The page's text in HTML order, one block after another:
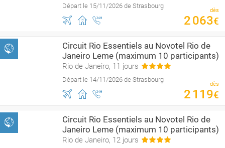
Départ le 15/11/2026 de Strasbourg
dès
2063€
Circuit Rio Essentiels au Novotel Rio de
Janeiro Leme (maximum 10 participants)
Rio de Janeiro, 11 jours
Départ le 14/11/2026 de Strasbourg
dès
2 119€
Circuit Rio Essentiels au Novotel Rio de
Janeiro Leme (maximum 10 participants)
Rio de Janeiro, 12 jours